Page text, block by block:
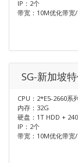
IP：2个
带宽：10M优化带宽
SG-新加坡
CPU：2*E5-2660系
内存：32G
硬盘：1T HDD +
IP：2个
带宽：10M优化带宽